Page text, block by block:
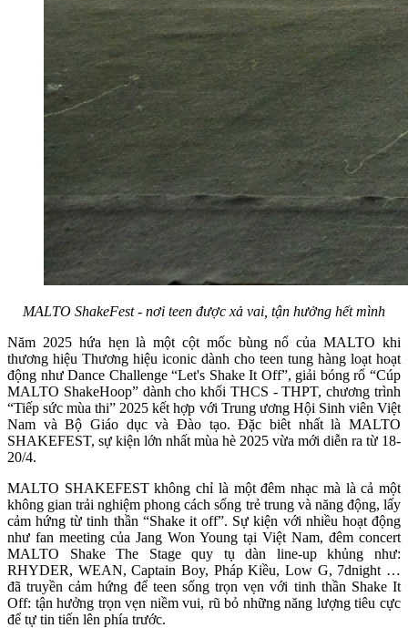
MALTO ShakeFest - nơi teen được xả vai, tận hưởng hết mình
Năm 2025 hứa hẹn là một cột mốc bùng nổ của MALTO khi
thương hiệu Thương hiệu iconic dành cho teen tung hàng loạt hoạt
động như Dance Challenge “Let's Shake It Off”, giải bóng rổ “Cúp
MALTO ShakeHoop” dành cho khối THCS - THPT, chương trình
“Tiếp sức mùa thi” 2025 kết hợp với Trung ương Hội Sinh viên Việt
Nam và Bộ Giáo dục và Đào tạo. Đặc biêt nhất là MALTO
SHAKEFEST, sự kiện lớn nhất mùa hè 2025 vừa mới diễn ra từ 18-
20/4.
MALTO SHAKEFEST không chỉ là một đêm nhạc mà là cả một
không gian trải nghiệm phong cách sống trẻ trung và năng động, lấy
cảm hứng từ tinh thần “Shake it off”. Sự kiện với nhiều hoạt động
như fan meeting của Jang Won Young tại Việt Nam, đêm concert
MALTO Shake The Stage quy tụ dàn line-up khủng như:
RHYDER, WEAN, Captain Boy, Pháp Kiều, Low G, 7dnight …
đã truyền cảm hứng để teen sống trọn vẹn với tinh thần Shake It
Off: tận hưởng trọn vẹn niềm vui, rũ bỏ những năng lượng tiêu cực
để tự tin tiến lên phía trước.